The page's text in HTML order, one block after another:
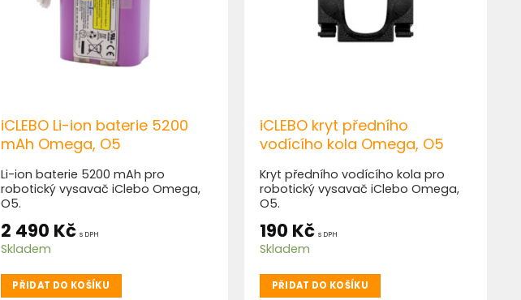
iCLEBO Li-ion baterie 5200
mAh Omega, O5
Li-ion baterie 5200 mAh pro
robotický vysavač iClebo Omega,
O5.
2 490 Kč s DPH
Skladem
PŘIDAT DO KOŠÍKU
iCLEBO kryt předního
vodícího kola Omega, O5
Kryt předního vodícího kola pro
robotický vysavač iClebo Omega,
O5.
190 Kč s DPH
Skladem
PŘIDAT DO KOŠÍKU